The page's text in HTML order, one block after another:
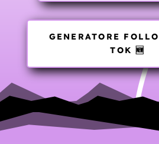
GENERATORE
TOK 🆕